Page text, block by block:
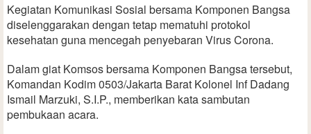
Kegiatan Komunikasi Sosial bersama Komponen Bangsa
diselenggarakan dengan tetap mematuhi protokol
kesehatan guna mencegah penyebaran Virus Corona.
Dalam giat Komsos bersama Komponen Bangsa tersebut,
Komandan Kodim 0503/Jakarta Barat Kolonel Inf Dadang
Ismail Marzuki, S.I.P., memberikan kata sambutan
pembukaan acara.